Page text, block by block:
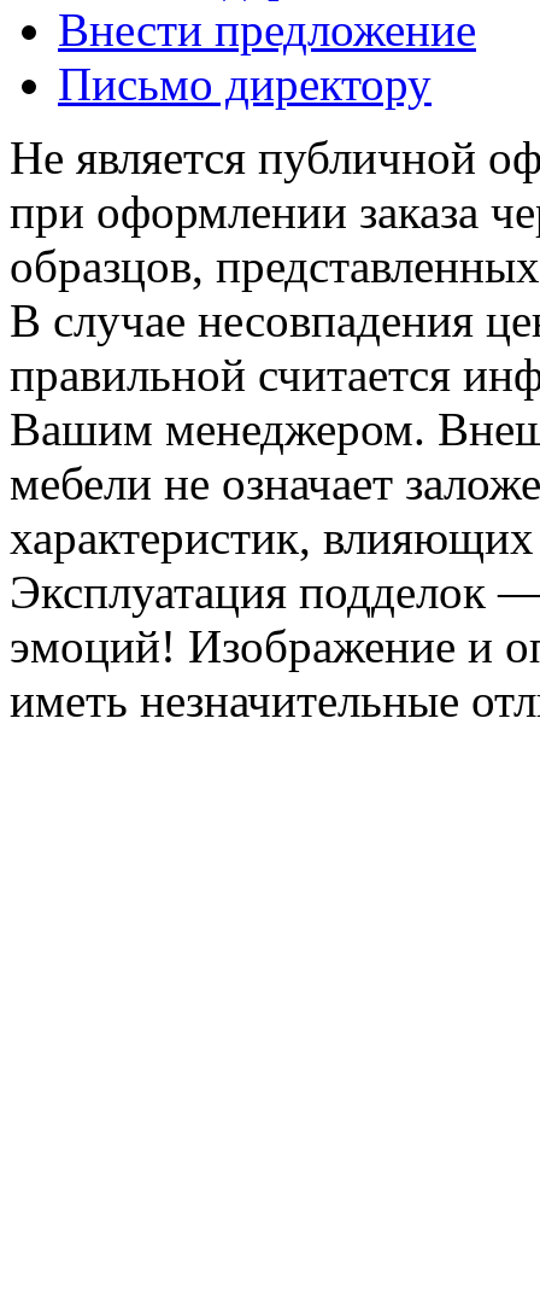
Внести предложение
Письмо директору
Не является публичной
при оформлении заказа
образцов,
В случае несовпадения
правильной считается
Вашим менеджером.
мебели не означает
характеристик, влияющих
Эксплуатация подделок
эмоций! Изображение и
иметь незначительные